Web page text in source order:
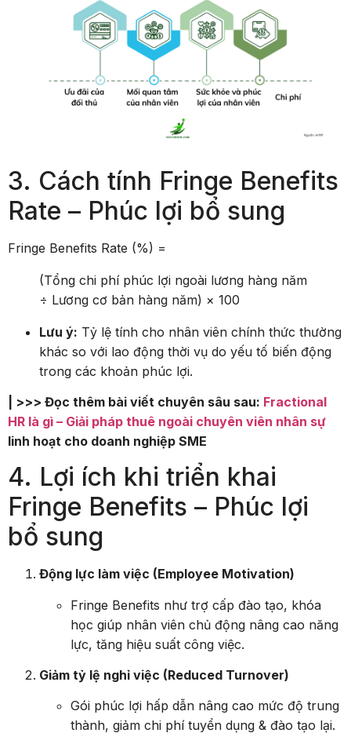
3. Cách tính Fringe Benefits
Rate – Phúc lợi bổ sung
Fringe Benefits Rate (%) =
(Tổng chi phí phúc lợi ngoài lương hàng năm
÷ Lương cơ bản hàng năm) × 100
Lưu ý: Tỷ lệ tính cho nhân viên chính thức thường
khác so với lao động thời vụ do yếu tố biến động
trong các khoản phúc lợi.
| >>> Đọc thêm bài viết chuyên sâu sau: Fractional
HR là gì – Giải pháp thuê ngoài chuyên viên nhân sự
linh hoạt cho doanh nghiệp SME
4. Lợi ích khi triển khai
Fringe Benefits – Phúc lợi
bổ sung
Động lực làm việc (Employee Motivation)
Fringe Benefits như trợ cấp đào tạo, khóa
học giúp nhân viên chủ động nâng cao năng
lực, tăng hiệu suất công việc.
Giảm tỷ lệ nghỉ việc (Reduced Turnover)
Gói phúc lợi hấp dẫn nâng cao mức độ trung
thành, giảm chi phí tuyển dụng & đào tạo lại.